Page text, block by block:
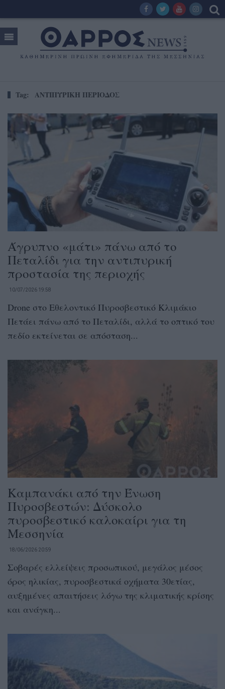
Tag: ΑΝΤΙΠΥΡΙΚΗ ΠΕΡΙΟΔΟΣ
Άγρυπνο «μάτι» πάνω από το
Πεταλίδι για την αντιπυρική
προστασία της περιοχής
10/07/2026 19:58
Drone στο Εθελοντικό Πυροσβεστικό Κλιμάκιο
Πετάει πάνω από το Πεταλίδι, αλλά το οπτικό του
πεδίο εκτείνεται σε απόσταση...
Καμπανάκι από την Ένωση
Πυροσβεστών: Δύσκολο
πυροσβεστικό καλοκαίρι για τη
Μεσσηνία
18/06/2026 20:59
Σοβαρές ελλείψεις προσωπικού, μεγάλος μέσος
όρος ηλικίας, πυροσβεστικά οχήματα 30ετίας,
αυξημένες απαιτήσεις λόγω της κλιματικής κρίσης
και ανάγκη...